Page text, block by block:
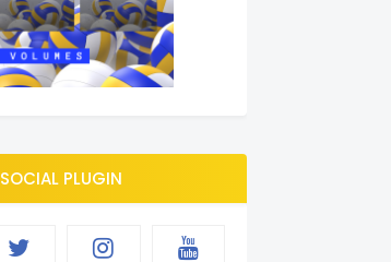
SOCIAL PLUGIN